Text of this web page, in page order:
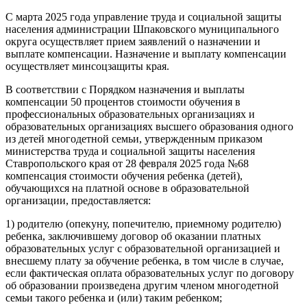
С марта 2025 года управление труда и социальной защиты
населения администрации Шпаковского муниципального
округа осуществляет прием заявлений о назначении и
выплате компенсации. Назначение и выплату компенсации
осуществляет минсоцзащиты края.
В соответствии с Порядком назначения и выплаты
компенсации 50 процентов стоимости обучения в
профессиональных образовательных организациях и
образовательных организациях высшего образования одного
из детей многодетной семьи, утвержденным приказом
министерства труда и социальной защиты населения
Ставропольского края от 28 февраля 2025 года №68
компенсация стоимости обучения ребенка (детей),
обучающихся на платной основе в образовательной
организации, предоставляется:
1) родителю (опекуну, попечителю, приемному родителю)
ребенка, заключившему договор об оказании платных
образовательных услуг с образовательной организацией и
внесшему плату за обучение ребенка, в том числе в случае,
если фактическая оплата образовательных услуг по договору
об образовании произведена другим членом многодетной
семьи такого ребенка и (или) таким ребенком;